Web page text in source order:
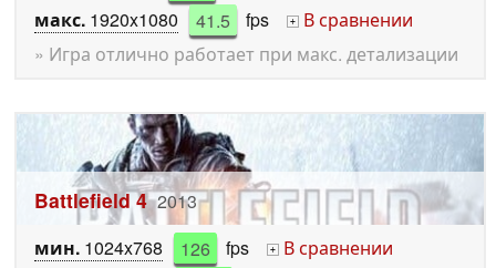
макс. 1920x1080 41.5 fps +
В сравнении
» Игра отлично работает при макс. детализации
Battlefield 4 2013
мин. 1024x768 126 fps +
В сравнении